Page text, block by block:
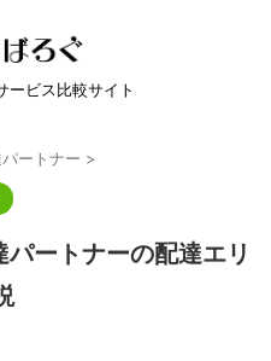
ービス比較サイト
ートナー >
ートナーの配達エリ